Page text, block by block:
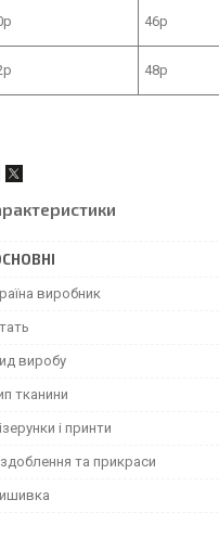
46р
48р
виробник
виробу
тканини
і принти
та прикраси